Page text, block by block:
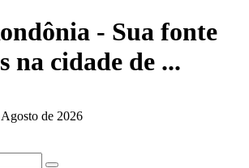
- Sua fonte
na cidade de ...
de 2026